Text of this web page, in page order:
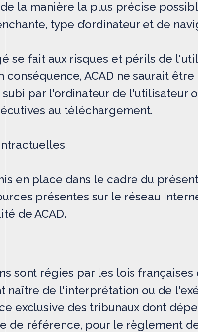
la manière la plus précise
type d’ordinateur et de
se fait aux risques et périls de
conséquence, ACAD ne saurait
par l'ordinateur de l'utilisateur
au téléchargement.
en place dans le cadre du
présentes sur le réseau
de ACAD.
sont régies par les lois
naître de l'interprétation ou de
exclusive des tribunaux dont
de référence, pour le règlement